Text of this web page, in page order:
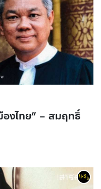
องไทย” – สมฤทธิ์